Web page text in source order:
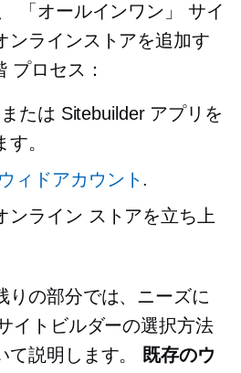
「オールインワン」
サイ
ンラインストアを追加す
プロセス：
たは Sitebuilder アプリを
。
ィドアカウント .
ンライン ストアを立ち上
りの部分では、ニーズに
イトビルダーの選択方法
て説明します。
既存のウ